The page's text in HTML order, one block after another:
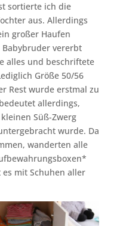
sortierte ich die
aus. Allerdings
großer Haufen
vererbt
alles und beschriftete
Größe 50/56
Rest wurde erstmal zu
allerdings,
Süß-Zwerg
wurde. Da
wanderten alle
es mit Schuhen aller